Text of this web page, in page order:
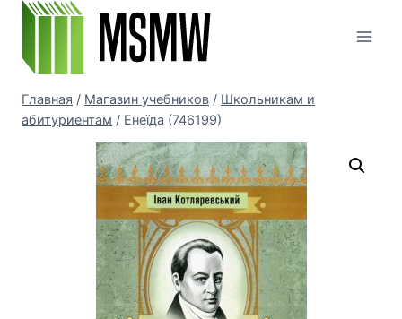
Перейти
содержимому
Главная / Магазин учебников / Школьникам и
абитуриентам / Енеїда (746199)